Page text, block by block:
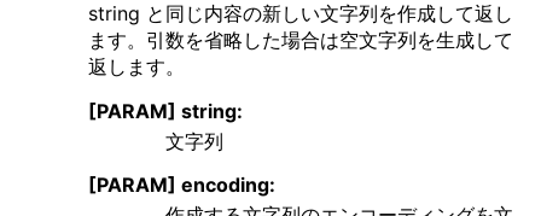
string と同じ内容の新しい文字列を作成して返し
ます。引数を省略した場合は空文字列を生成して
返します。
[PARAM] string:
文字列
[PARAM] encoding: